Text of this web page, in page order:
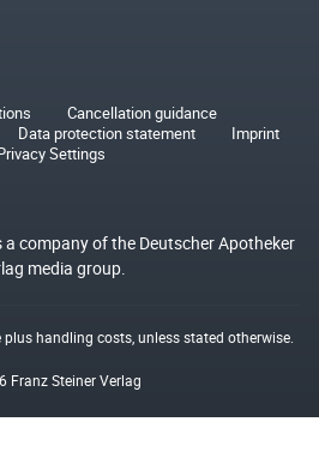
Cancellation guidance
Data protection statement
Imprint
Settings
a company of the Deutscher Apotheker
media group.
plushandling costs, unless stated otherwise.
Franz Steiner Verlag